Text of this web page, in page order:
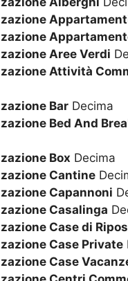
Aree Verdi
Attività
Bar Decima
Bed And
Box Decima
Cantine
Capannoni
Casalinga
Case di
Case Private
Case